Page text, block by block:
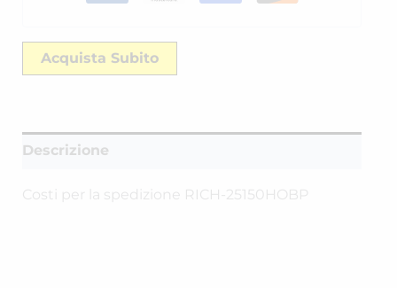
Acquista Subito
Descrizione
Costi per la spedizione RICH-25150HOBP